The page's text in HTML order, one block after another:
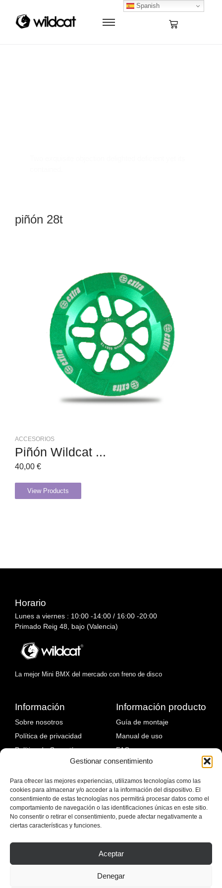
Gestionar consentimiento
Para ofrecer las mejores experiencias, utilizamos tecnologías como las
cookies para almacenar y/o acceder a la información del dispositivo. El
consentimiento de estas tecnologías nos permitirá procesar datos como el
comportamiento de navegación o las identificaciones únicas en este sitio.
No consentir o retirar el consentimiento, puede afectar negativamente a
ciertas características y funciones.
Aceptar
Denegar
piñón 28t
ACCESORIOS
Piñón Wildcat ...
40,00 €
View Products
Horario
Lunes a viernes : 10:00 -14:00 / 16:00 -20:00
Primado Reig 48, bajo (Valencia)
La mejor Mini BMX del mercado con freno de disco
Información
Sobre nosotros
Política de privacidad
Política de Garantía
Política de devoluciones
Política de envíos
Blog
Información producto
Guía de montaje
Manual de uso
FAQ
Fallos comunes y solución
Spanish